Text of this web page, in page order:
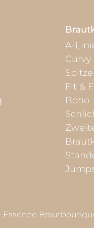
A-
Curvy
Spitze
Fit &
Boho